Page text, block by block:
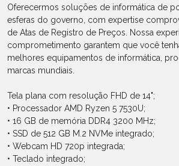
Oferecermos soluções de informática de
esferas do governo, com expertise
de Atas de Registro de Preços. Nossa
comprometimento garantem que você
melhores equipamentos de informática,
marcas mundiais.
Tela plana com resolução FHD de 14";
• Processador AMD Ryzen 5 7530U;
• 16 GB de memória DDR4 3200 MHz;
• SSD de 512 GB M.2 NVMe integrado;
• Webcam HD 720p integrada;
• Teclado integrado;